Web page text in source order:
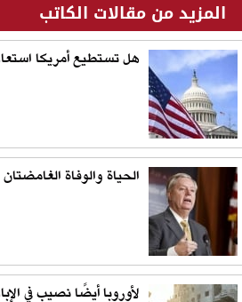
المزيد من مقالات الكاتب
هل تستطيع أمريكا
الحياة والوفاة
لأوروبا أيضًا نصيب في